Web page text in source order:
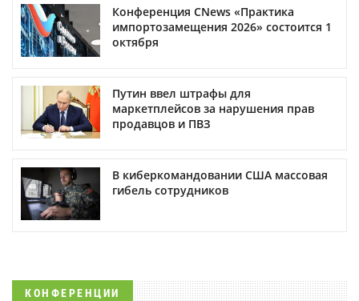
Конференция CNews «Практика
импортозамещения 2026» состоится 1
октября
Путин ввел штрафы для
маркетплейсов за нарушения прав
продавцов и ПВЗ
В киберкомандовании США массовая
гибель сотрудников
КОНФЕРЕНЦИИ